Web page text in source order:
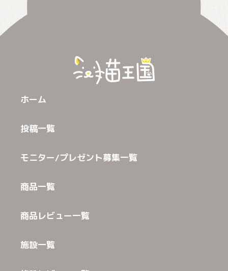
ホーム
投稿一覧
モニター/プレゼント募集一覧
商品一覧
商品レビュー一覧
施設一覧